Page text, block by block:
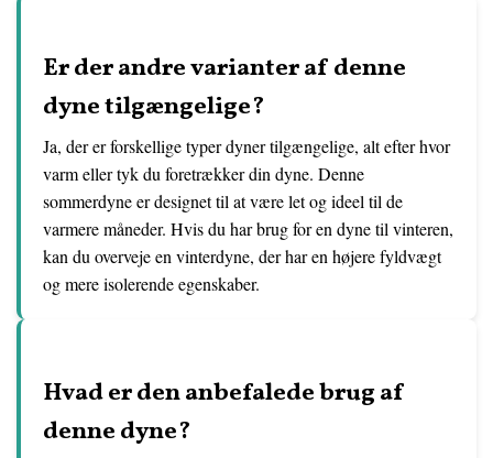
Er der andre varianter af denne
dyne tilgængelige?
Ja, der er forskellige typer dyner tilgængelige, alt efter hvor
varm eller tyk du foretrækker din dyne. Denne
sommerdyne er designet til at være let og ideel til de
varmere måneder. Hvis du har brug for en dyne til vinteren,
kan du overveje en vinterdyne, der har en højere fyldvægt
og mere isolerende egenskaber.
Hvad er den anbefalede brug af
denne dyne?